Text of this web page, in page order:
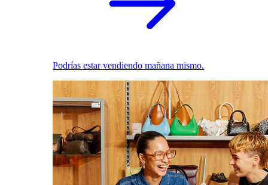
Podrías estar vendiendo mañana mismo.